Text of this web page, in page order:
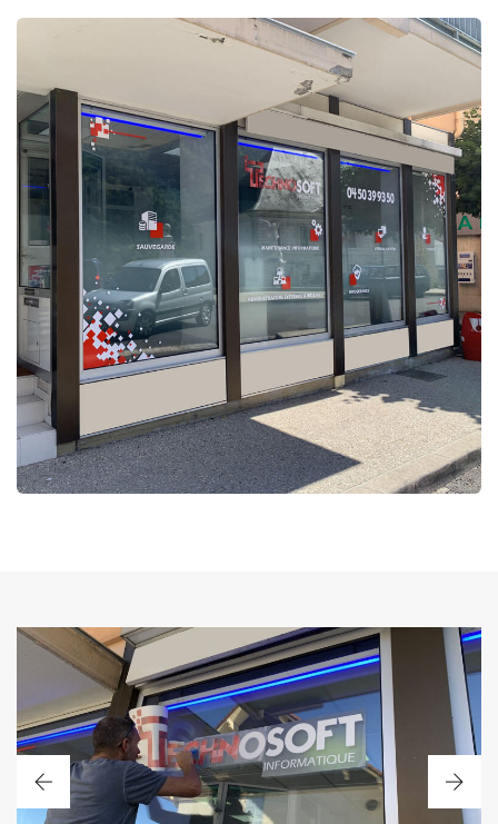
VITRINE